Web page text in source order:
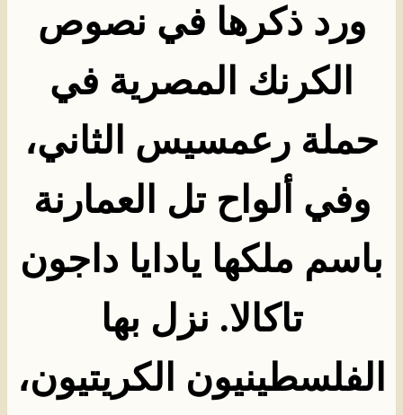
ورد ذكرها في نصوص
الكرنك المصرية في
حملة رعمسيس الثاني،
وفي ألواح تل العمارنة
باسم ملكها يادايا داجون
تاكالا. نزل بها
الفلسطينيون الكريتيون،